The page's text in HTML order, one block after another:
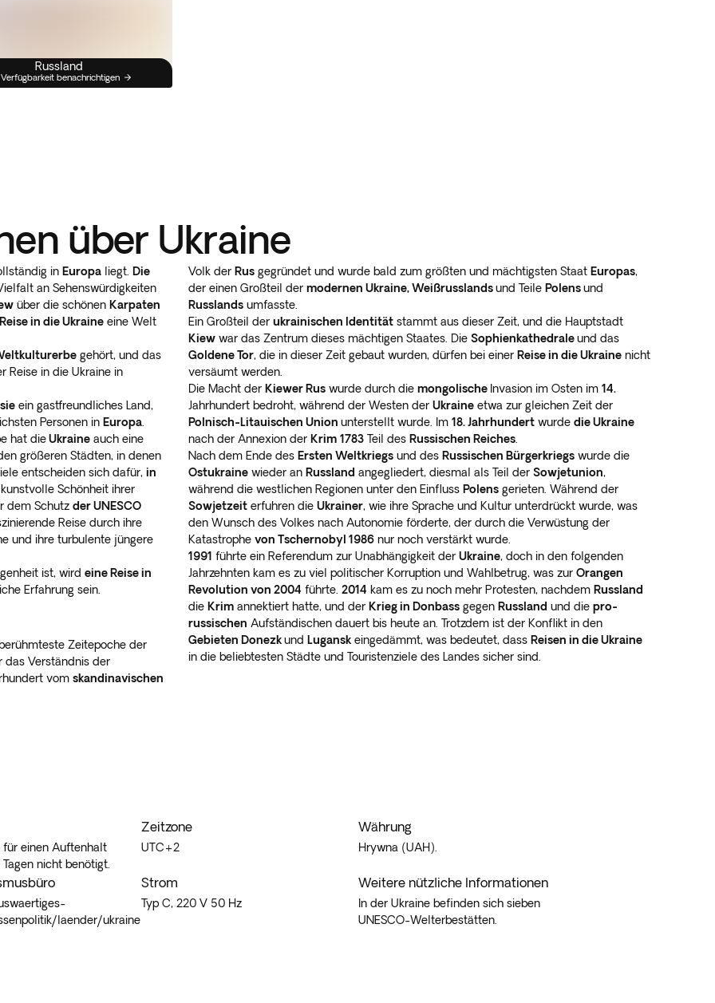
Russland
benachrichtigen
über Ukraine
in Europa liegt. Die
an Sehenswürdigkeiten
über die schönen Karpaten
Reise in die Ukraine eine Welt
gehört, und das
Reise in die Ukraine in
sie ein gastfreundliches Land,
Personen in Europa
hat dieUkraine auch eine
größeren Städten, in denen
entscheiden sich dafür, in
Schönheit ihrer
dem Schutz der UNESCO
Reise durch ihre
und ihre turbulente jüngere
ist, wird eine Reise in
Erfahrung sein.
Zeitepoche der
das Verständnis der
vom skandinavischen
Volk der Rus gegründet und wurde bald zum größten und mächtigsten Staat Europas,
der einen Großteil der modernen Ukraine, Weißrusslandsund Teile Polensund
Russlands umfasste.
Ein Großteil der ukrainischen Identität stammt aus dieser Zeit, und die Hauptstadt
Kiew war das Zentrum dieses mächtigen Staates. Die Sophienkathedraleund das
Goldene Tor, die in dieser Zeit gebaut wurden, dürfen bei einer Reise in die Ukraine nicht
versäumt werden.
Die Macht der Kiewer Rus wurde durch die mongolische Invasion im Osten im 14.
Jahrhundert bedroht, während der Westen der Ukraine etwa zur gleichen Zeit der
Polnisch-Litauischen Union unterstellt wurde. Im 18. Jahrhundert wurde die Ukraine
nach der Annexion der Krim 1783 Teil des Russischen Reiches
Nach dem Ende des Ersten Weltkriegs und des Russischen Bürgerkriegs wurde die
Ostukraine wieder an Russland angegliedert, diesmal als Teil der Sowjetunion,
während die westlichen Regionen unter den Einfluss Polens gerieten. Während der
Sowjetzeit erfuhren die Ukrainer, wie ihre Sprache und Kultur unterdrückt wurde, was
den Wunsch des Volkes nach Autonomie förderte, der durch die Verwüstung der
Katastrophe von Tschernobyl 1986 nur noch verstärkt wurde.
1991 führte ein Referendum zur Unabhängigkeit der Ukraine, doch in den folgenden
Jahrzehnten kam es zu viel politischer Korruption und Wahlbetrug, was zur Orangen
Revolution von 2004 führte. 2014 kam es zu noch mehr Protesten, nachdem Russland
die Krim annektiert hatte, und der Krieg in Donbass gegen Russland und die pro-
russischen Aufständischen dauert bis heute an. Trotzdem ist der Konflikt in den
Gebieten Donezkund Lugansk eingedämmt, was bedeutet, dass Reisen in die Ukraine
in die beliebtesten Städte und Touristenziele des Landes sicher sind.
für einen Auftenhalt
nicht benötigt.
Zeitzone
UTC+2
Währung
Hrywna (UAH).
laender/ukraine
Strom
Typ C, 220 V 50 Hz
Weitere nützliche Informationen
In der Ukraine befinden sich sieben
UNESCO-Welterbestätten.